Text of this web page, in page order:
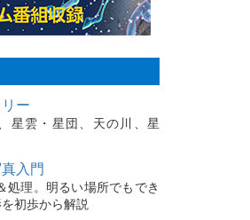
ー
星雲・星団、天の川、星
入門
処理。明るい場所でもでき
初歩から解説